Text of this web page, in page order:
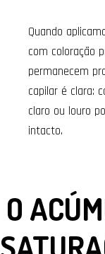
Quando
com coloração
permanecem
capilar é clara:
claro ou louro
intacto.
O